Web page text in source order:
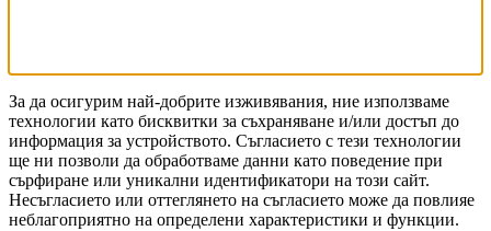
За да осигурим най-добрите изживявания, ние използваме
технологии като бисквитки за съхраняване и/или достъп до
информация за устройството. Съгласието с тези технологии
ще ни позволи да обработваме данни като поведение при
сърфиране или уникални идентификатори на този сайт.
Несъгласието или оттеглянето на съгласието може да повлияе
неблагоприятно на определени характеристики и функции.